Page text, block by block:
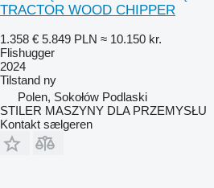
TRACTOR WOOD CHIPPER
1.358 € 5.849 PLN ≈ 10.150 kr.
Flishugger
2024
Tilstand ny
Polen, Sokołów Podlaski
STILER MASZYNY DLA PRZEMYSŁU
Kontakt sælgeren